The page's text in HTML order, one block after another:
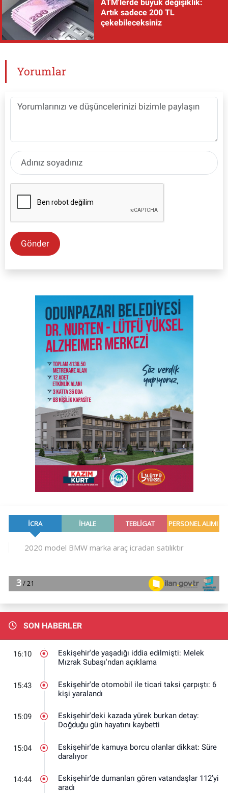
ATM'lerde büyük değişiklik:
Artık sadece 200 TL
çekebileceksiniz
Yorumlar
Gönder
SON HABERLER
16:10
Eskişehir'de yaşadığı iddia edilmişti: Melek
Mızrak Subaşı'ndan açıklama
15:43
Eskişehir'de otomobil ile ticari taksi çarpıştı: 6
kişi yaralandı
15:09
Eskişehir'deki kazada yürek burkan detay:
Doğduğu gün hayatını kaybetti
15:04
Eskişehir'de kamuya borcu olanlar dikkat: Süre
daralıyor
14:44
Eskişehir’de dumanları gören vatandaşlar 112’yi
aradı